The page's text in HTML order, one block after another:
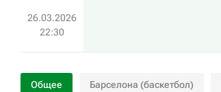
26.03.2026
22:30
Общее Барселона (баскетбол)